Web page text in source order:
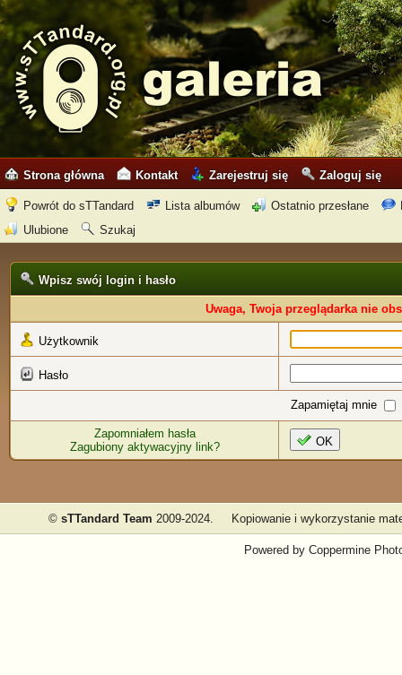
Strona główna Kontakt Zarejestruj się Zaloguj się
Powrót do sTTandard Lista albumów Ostatnio przesłane
Ulubione
Szukaj
Wpisz swój login i hasło
Uwaga, Twoja przeglądarka nie
Użytkownik
Hasło
Zapamiętaj mnie
Zapomniałem hasła
Zagubiony aktywacyjny link?
OK
© sTTandard Team 2009-2024. Kopiowanie i wykorzystanie
Powered by Coppermine